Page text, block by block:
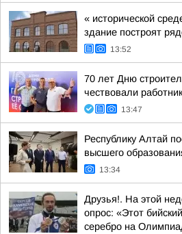
« исторической
здание построят
13:52
70 лет Дню
чествовали
13:47
Республику Алтай
высшего
13:34
Друзья!. На этой
опрос: «Этот
серебро на